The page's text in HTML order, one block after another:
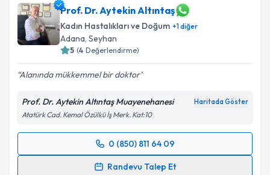
Prof. Dr. Aytekin Altıntaş
Kadın Hastalıkları ve Doğum +1diğer
Adana, Seyhan
5 (4 Değerlendirme)
Alanında mükkemmel bir doktor
Prof. Dr. Aytekin Altıntaş Muayenehanesi Haritada Göster
Atatürk Cad. Kemal Özülkü İş Merk. Kat:10
0 (850) 811 64 09
Randevu Talep Et
Randevu Takvimi Talebi